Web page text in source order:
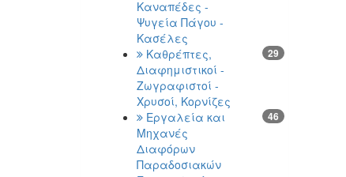
Καναπέδες -
Ψυγεία Πάγου -
Κασέλες
Καθρέπτες,
Διαφημιστικοί -
Ζωγραφιστοί -
Χρυσοί, Κορνίζες
29
Εργαλεία και
Μηχανές
Διαφόρων
Παραδοσιακών
46